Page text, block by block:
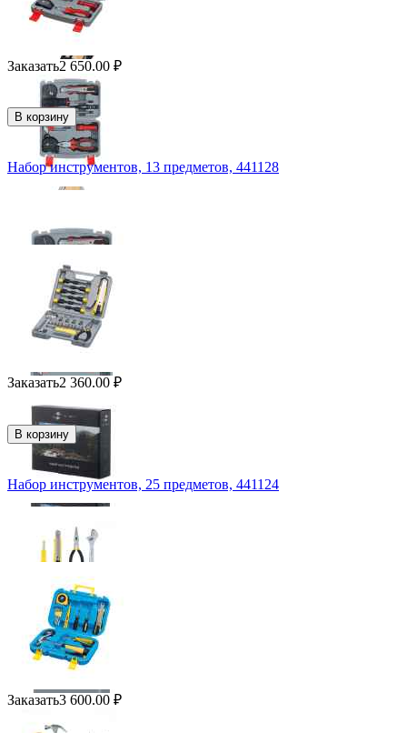
Заказать2 650.00 ₽
В корзину
Набор инструментов, 13 предметов, 441128
Заказать2 360.00 ₽
В корзину
Набор инструментов, 25 предметов, 441124
Заказать3 600.00 ₽